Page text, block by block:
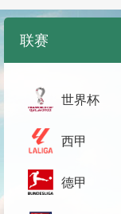
联赛
世界杯
西甲
德甲